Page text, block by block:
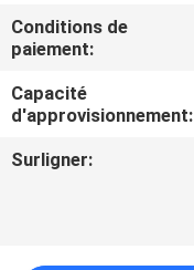
CONTACTEZ-
NOUS
NOUVELLES
Conditions de
paiement:
Capacité
d'approvisionnement:
Surligner: